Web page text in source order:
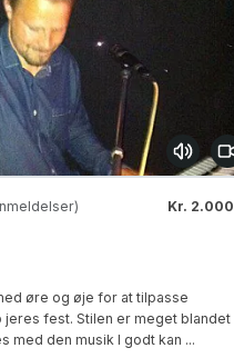
Kr. 2.000
øre og øje for at tilpasse
jeres fest. Stilen er meget blandet
med den musik I godt kan ...